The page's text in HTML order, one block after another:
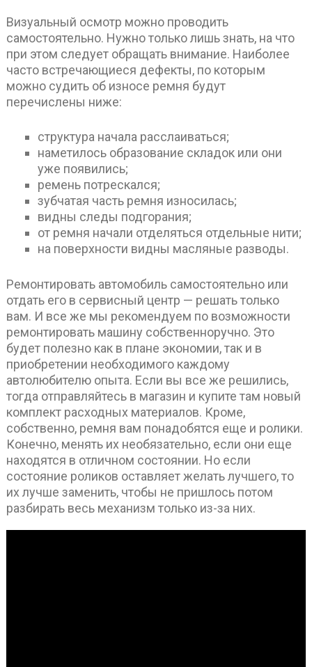
Визуальный осмотр можно проводить
самостоятельно. Нужно только лишь знать, на что
при этом следует обращать внимание. Наиболее
часто встречающиеся дефекты, по которым
можно судить об износе ремня будут
перечислены ниже:
структура начала расслаиваться;
наметилось образование складок или они
уже появились;
ремень потрескался;
зубчатая часть ремня износилась;
видны следы подгорания;
от ремня начали отделяться отдельные нити;
на поверхности видны масляные разводы.
Ремонтировать автомобиль самостоятельно или
отдать его в сервисный центр — решать только
вам. И все же мы рекомендуем по возможности
ремонтировать машину собственноручно. Это
будет полезно как в плане экономии, так и в
приобретении необходимого каждому
автолюбителю опыта. Если вы все же решились,
тогда отправляйтесь в магазин и купите там новый
комплект расходных материалов. Кроме,
собственно, ремня вам понадобятся еще и ролики.
Конечно, менять их необязательно, если они еще
находятся в отличном состоянии. Но если
состояние роликов оставляет желать лучшего, то
их лучше заменить, чтобы не пришлось потом
разбирать весь механизм только из-за них.